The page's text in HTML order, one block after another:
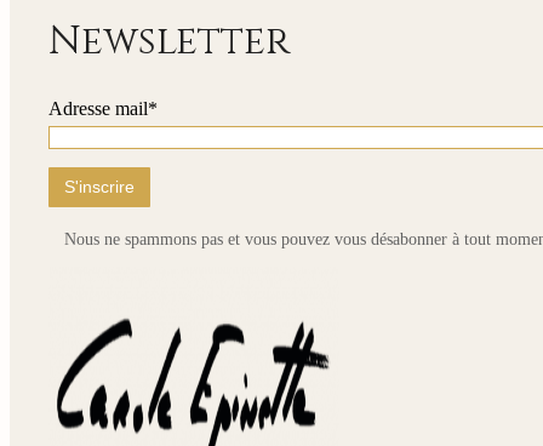
Newsletter
Adresse mail*
Nous ne spammons pas et vous pouvez vous désabonner à tout